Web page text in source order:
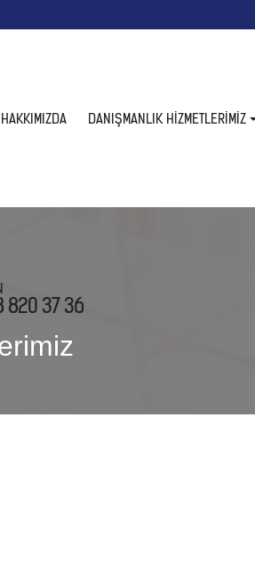
HAKKIMIZDA DANIŞMANLIK HIZMETLERIMIZ
820 37 36